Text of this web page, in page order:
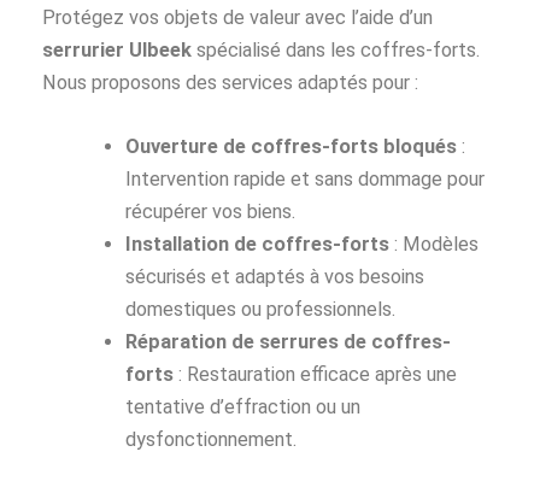
Protégez vos objets de valeur avec l’aide d’un
serrurier Ulbeek spécialisé dans les coffres-forts.
Nous proposons des services adaptés pour :
Ouverture de coffres-forts bloqués :
Intervention rapide et sans dommage pour
récupérer vos biens.
Installation de coffres-forts : Modèles
sécurisés et adaptés à vos besoins
domestiques ou professionnels.
Réparation de serrures de coffres-
forts : Restauration efficace après une
tentative d’effraction ou un
dysfonctionnement.